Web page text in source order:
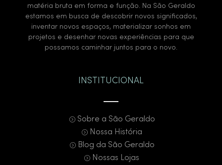
matéria bruta em forma e função. Na São Geraldo
estamos em busca de descobrir novos significados,
inventar novos espaços, materializar sonhos em
projetos e desenhar novas experiências para que
possamos caminhar juntos para o novo.
INSTITUCIONAL
Sobre a São Geraldo
Nossa História
Blog da São Geraldo
Nossas Lojas